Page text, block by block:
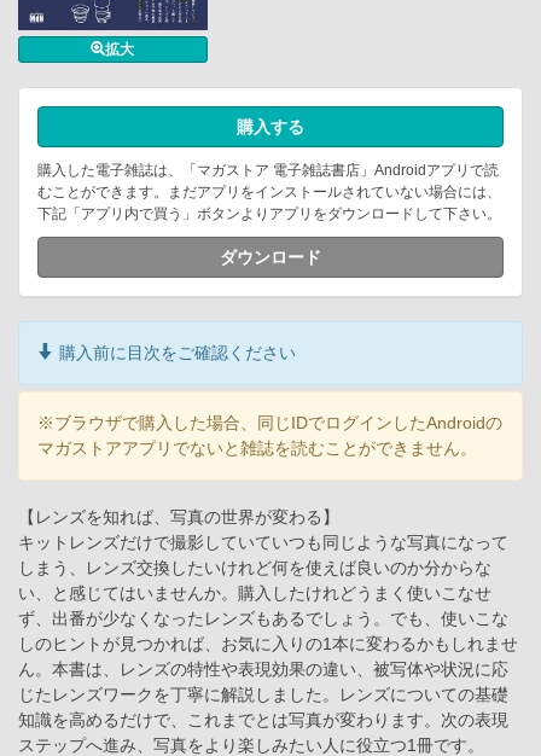
拡大
購入する
購入した電子雑誌は、「マガストア 電子雑誌書店」Androidアプリで読
むことができます。まだアプリをインストールされていない場合には、
下記「アプリ内で買う」ボタンよりアプリをダウンロードして下さい。
ダウンロード
購入前に目次をご確認ください
※ブラウザで購入した場合、同じIDでログインしたAndroidの
マガストアアプリでないと雑誌を読むことができません。
【レンズを知れば、写真の世界が変わる】
キットレンズだけで撮影していていつも同じような写真になって
しまう、レンズ交換したいけれど何を使えば良いのか分からな
い、と感じてはいませんか。購入したけれどうまく使いこなせ
ず、出番が少なくなったレンズもあるでしょう。でも、使いこな
しのヒントが見つかれば、お気に入りの1本に変わるかもしれませ
ん。本書は、レンズの特性や表現効果の違い、被写体や状況に応
じたレンズワークを丁寧に解説しました。レンズについての基礎
知識を高めるだけで、これまでとは写真が変わります。次の表現
ステップへ進み、写真をより楽しみたい人に役立つ1冊です。